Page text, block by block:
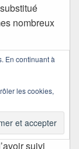
nombreux
n’avais
suivi
En continuant à
les cookies,